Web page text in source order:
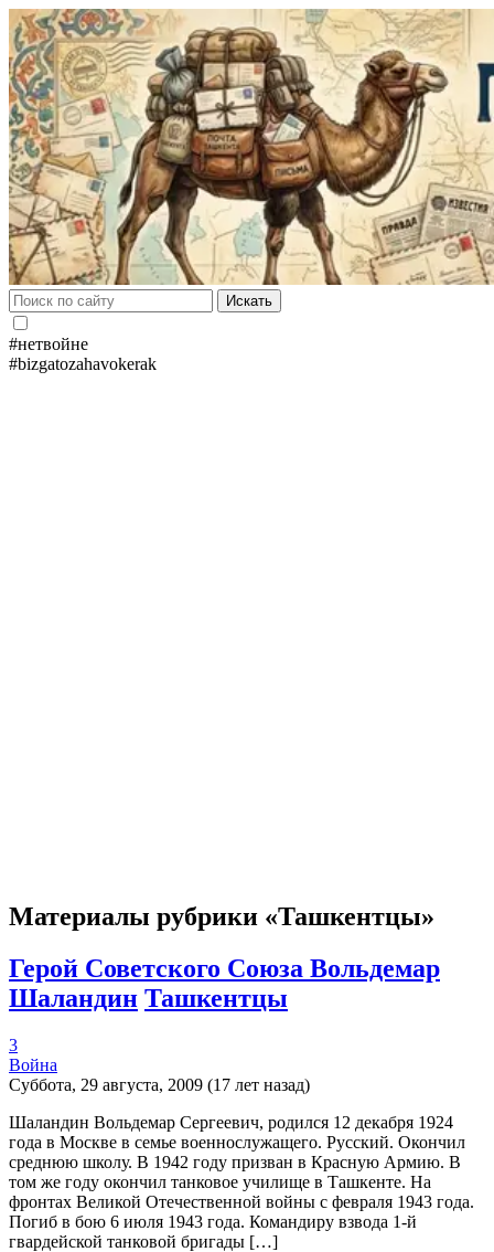
Искать
#нетвойне
#bizgatozahavokerak
Материалы рубрики «Ташкентцы»
Герой Советского Союза Вольдемар
Шаландин Ташкентцы
3
Война
Суббота, 29 августа, 2009 (17 лет назад)
Шаландин Вольдемар Сергеевич, родился 12 декабря 1924
года в Москве в семье военнослужащего. Русский. Окончил
среднюю школу. В 1942 году призван в Красную Армию. В
том же году окончил танковое училище в Ташкенте. На
фронтах Великой Отечественной войны с февраля 1943 года.
Погиб в бою 6 июля 1943 года. Командиру взвода 1-й
гвардейской танковой бригады […]